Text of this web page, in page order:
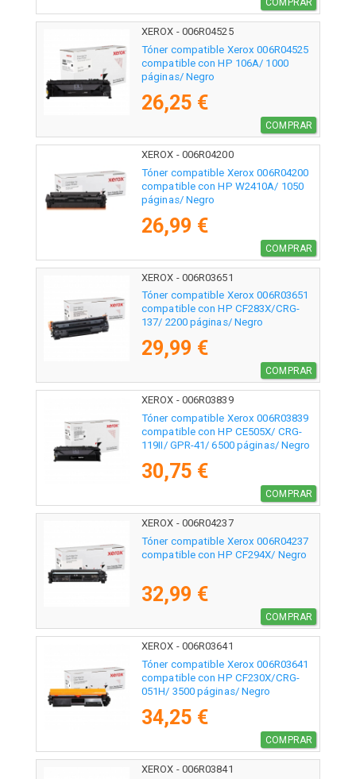
COMPRAR
XEROX - 006R04525
Tóner compatible Xerox 006R04525
compatible con HP 106A/ 1000
páginas/ Negro
26,25 €
COMPRAR
XEROX - 006R04200
Tóner compatible Xerox 006R04200
compatible con HP W2410A/ 1050
páginas/ Negro
26,99 €
COMPRAR
XEROX - 006R03651
Tóner compatible Xerox 006R03651
compatible con HP CF283X/CRG-
137/ 2200 páginas/ Negro
29,99 €
COMPRAR
XEROX - 006R03839
Tóner compatible Xerox 006R03839
compatible con HP CE505X/ CRG-
119II/ GPR-41/ 6500 páginas/ Negro
30,75 €
COMPRAR
XEROX - 006R04237
Tóner compatible Xerox 006R04237
compatible con HP CF294X/ Negro
32,99 €
COMPRAR
XEROX - 006R03641
Tóner compatible Xerox 006R03641
compatible con HP CF230X/CRG-
051H/ 3500 páginas/ Negro
34,25 €
COMPRAR
XEROX - 006R03841